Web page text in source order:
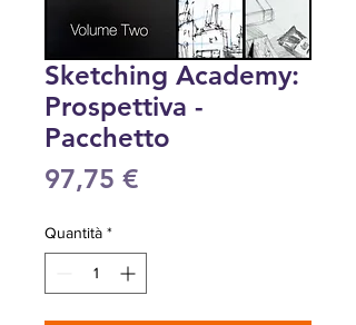
Sketching Academy:
Prospettiva -
Pacchetto
97,75 €
Quantità *